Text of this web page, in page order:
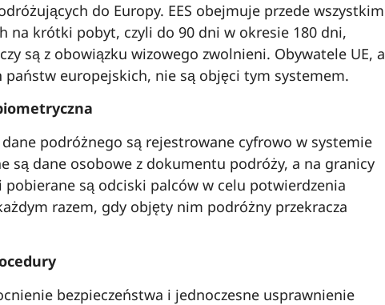
do Europy. EES obejmuje przede wszystkim
na krótki pobyt, czyli do 90 dni w okresie 180 dni,
są z obowiązku wizowego zwolnieni. Obywatele UE, a
europejskich, nie są objęci tym systemem.
podróżnego są rejestrowane cyfrowo w systemie
są dane osobowe z dokumentu podróży, a na granicy
są odciski palców w celu potwierdzenia
razem, gdy objęty nim podróżny przekracza
bezpieczeństwa i jednoczesne usprawnienie